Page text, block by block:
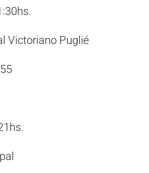
Victoriano Puglié